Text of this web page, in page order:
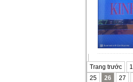
Trang trước 1
25
26 27